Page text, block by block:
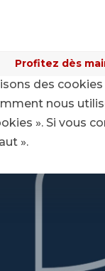
Profitez dès
des
nous
». Si vous
».